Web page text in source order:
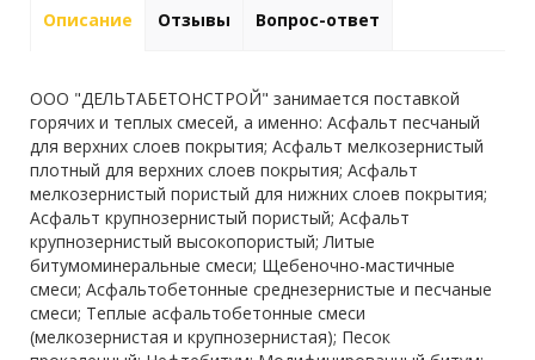
Описание Отзывы Вопрос-ответ
ООО "ДЕЛЬТАБЕТОНСТРОЙ" занимается поставкой
горячих и теплых смесей, а именно: Асфальт песчаный
для верхних слоев покрытия; Асфальт мелкозернистый
плотный для верхних слоев покрытия; Асфальт
мелкозернистый пористый для нижних слоев покрытия;
Асфальт крупнозернистый пористый; Асфальт
крупнозернистый высокопористый; Литые
битумоминеральные смеси; Щебеночно-мастичные
смеси; Асфальтобетонные среднезернистые и песчаные
смеси; Теплые асфальтобетонные смеси
(мелкозернистая и крупнозернистая); Песок